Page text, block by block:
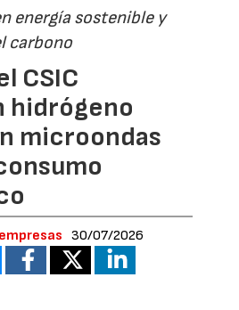
energía sostenible y
carbono
CSIC
hidrógeno
microondas
30/07/2026